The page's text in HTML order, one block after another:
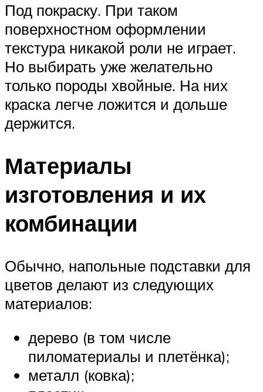
Под покраску. При таком
поверхностном оформлении
текстура никакой роли не играет.
Но выбирать уже желательно
только породы хвойные. На них
краска легче ложится и дольше
держится.
Материалы
изготовления и их
комбинации
Обычно, напольные подставки для
цветов делают из следующих
материалов:
дерево (в том числе
пиломатериалы и плетёнка);
металл (ковка);